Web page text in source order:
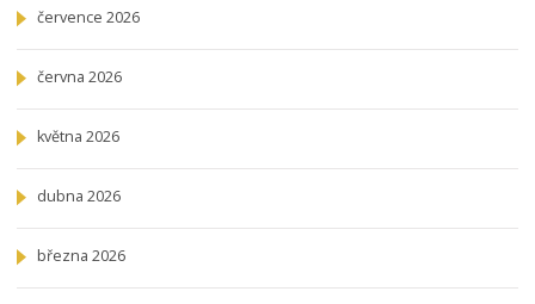
července 2026
června 2026
května 2026
dubna 2026
března 2026